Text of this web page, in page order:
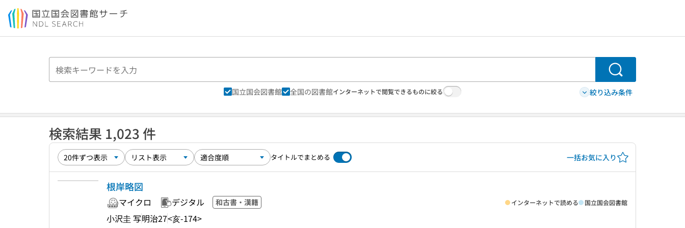
本文へ移動
検索
国立国会図書館 全国の図書館インターネットで閲覧できるものに絞る 絞り込み条件
検索結果 1,023 件
タイトルでまとめる 一括お気に入り
根岸略図
マイクロ デジタル 和古書・漢籍
小沢圭 写明治27<亥-174>
インターネットで読める 国立国会図書館